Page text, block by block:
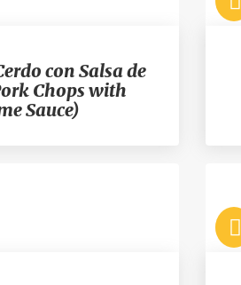
con Salsa de
Chops with
Sauce)